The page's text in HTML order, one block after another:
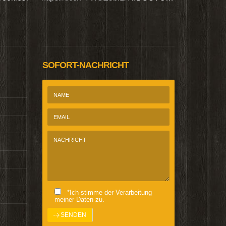
SOFORT-NACHRICHT
*Ich stimme der Verarbeitung
meiner Daten zu.